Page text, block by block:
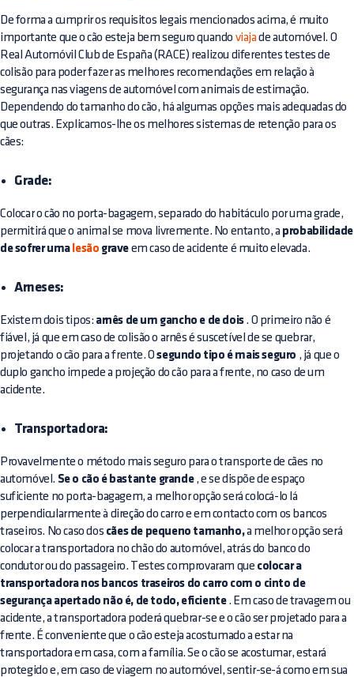
De forma a cumprir os requisitos legais mencionados acima, é muito
importante que o cão esteja bem seguro quando viaja de automóvel. O
Real Automóvil Club de España (RACE) realizou diferentes testes de
colisão para poder fazer as melhores recomendações em relação à
segurança nas viagens de automóvel com animais de estimação.
Dependendo do tamanho do cão, há algumas opções mais adequadas do
que outras. Explicamos-lhe os melhores sistemas de retenção para os
cães:
Grade:
Colocar o cão no porta-bagagem, separado do habitáculo por uma grade,
permitirá que o animal se mova livremente. No entanto, a probabilidade
de sofrer uma lesão grave em caso de acidente é muito elevada.
Arneses:
Existem dois tipos: arnês de um gancho e de dois. O primeiro não é
fiável, já que em caso de colisão o arnês é suscetível de se quebrar,
projetando o cão para a frente. Osegundo tipo é mais seguro , já que o
duplo gancho impede a projeção do cão para a frente, no caso de um
acidente.
Transportadora:
Provavelmente o método mais seguro para o transporte de cães no
automóvel. Se o cão é bastante grande, e se dispõe de espaço
suficiente no porta-bagagem, a melhor opção será colocá-lo lá
perpendicularmente à direção do carro e em contacto com os bancos
traseiros. No caso dos cães de pequeno tamanho,a melhor opção será
colocar a transportadora no chão do automóvel, atrás do banco do
condutor ou do passageiro. Testes comprovaram que colocar a
transportadora nos bancos traseiros do carro com o cinto de
segurança apertado não é, de todo, eficiente. Em caso de travagem ou
acidente, a transportadora poderá quebrar-se e o cão ser projetado para a
frente. É conveniente que o cão esteja acostumado a estar na
transportadora em casa, com a família. Se o cão se acostumar, estará
protegido e, em caso de viagem no automóvel, sentir-se-á como em sua